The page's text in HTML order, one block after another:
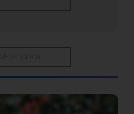
VEJA TODOS